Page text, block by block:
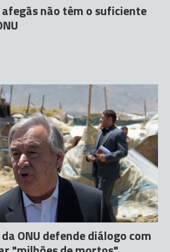
não têm o suficiente
ONU defende diálogo com